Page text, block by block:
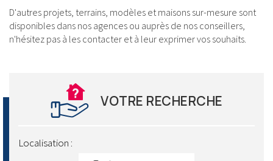
D'autres projets, terrains, modèles et maisons sur-mesure sont
disponibles dans nos agences ou auprès de nos conseillers,
n'hésitez pas à les contacter et à leur exprimer vos souhaits.
VOTRE RECHERCHE
Localisation :